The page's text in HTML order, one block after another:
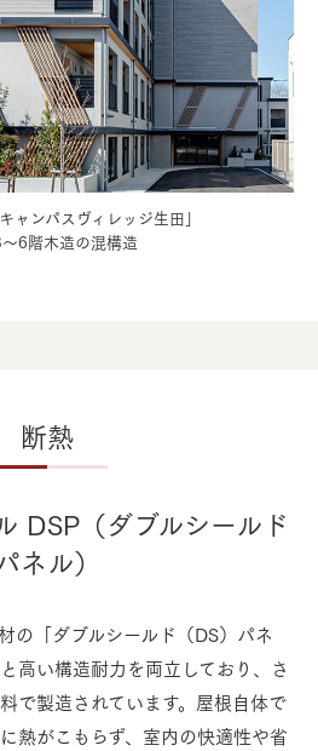
ンパスヴィレッジ生田」
6階木造の混構造
断熱
DSP（ダブルシールド
ネル）
の「ダブルシールド（DS）パネ
高い構造耐力を両立しており、さ
で製造されています。屋根自体で
熱がこもらず、室内の快適性や省